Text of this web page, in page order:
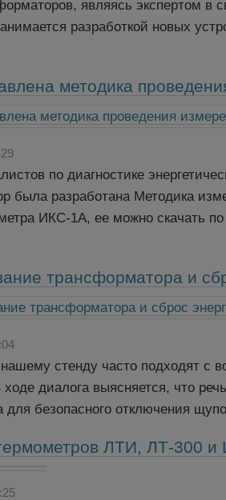
являясь экспертом в
разработкой новых
методика
по диагностике
была разработана Методика
ИКС-1А, ее можно скачать
трансформатора и
стенду часто подходят с
диалога выясняется, что
для безопасного отключения
ЛТИ, ЛТ-300 и